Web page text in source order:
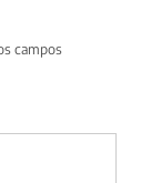
campos